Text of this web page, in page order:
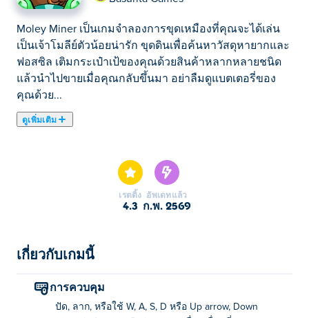
Moley Miner เป็นเกมจำลองการขุดเหมืองที่คุณจะได้เล่น
เป็นเจ้าโมลีย์ตัวน้อยน่ารัก ขุดดินเพื่อค้นหาวัสดุหายากและ
ฟอสซิล เติมกระเป๋าเป้ของคุณด้วยสินค้าหลากหลายชนิด
แล้วนำไปขายเมื่อคุณกลับขึ้นมา อย่าลืมดูแบตเตอรี่ของ
คุณด้วย...
ดูเพิ่มเติม
ฟอสซิล เติมกระเป๋าเป้ของคุณด้วยสินค้าหลากหลายชนิด
แล้วนำไปขายเมื่อคุณกลับขึ้นมา อย่าลืมดูแบตเตอรี่ของ
คุณด้วย เพราะคุณไม่อยากให้มันหมด! โชคดีที่คุณ
จะพบอะไรซ่อนอยู่ใต้ดินบ้างนะ?
วิธีเล่นเกม Moley Miner?
ปัด ลาก หรือใช้ปุ่ม WASD/ลูกศรเพื่อเคลื่อนย้ายโมลีย์ไปมา
เรตติ้ง
4.3
อัพเดทแล้ว
ก.พ. 2569
เกี่ยวกับเกมนี้
การควบคุม
ปัด, ลาก, หรือใช้ W, A, S, D หรือ Up arrow, Down